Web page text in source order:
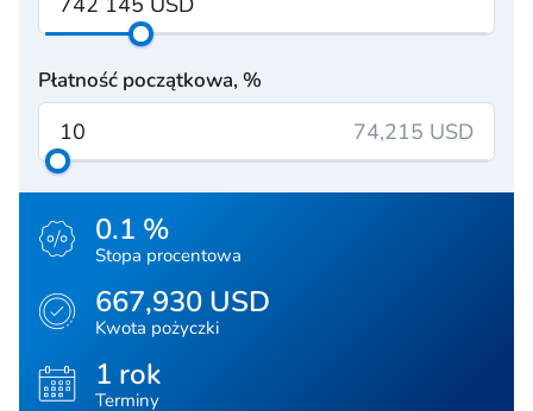
Płatność początkowa, %
74,215 USD
0.1 %
Stopa procentowa
667,930 USD
Kwota pożyczki
1 rok
Terminy